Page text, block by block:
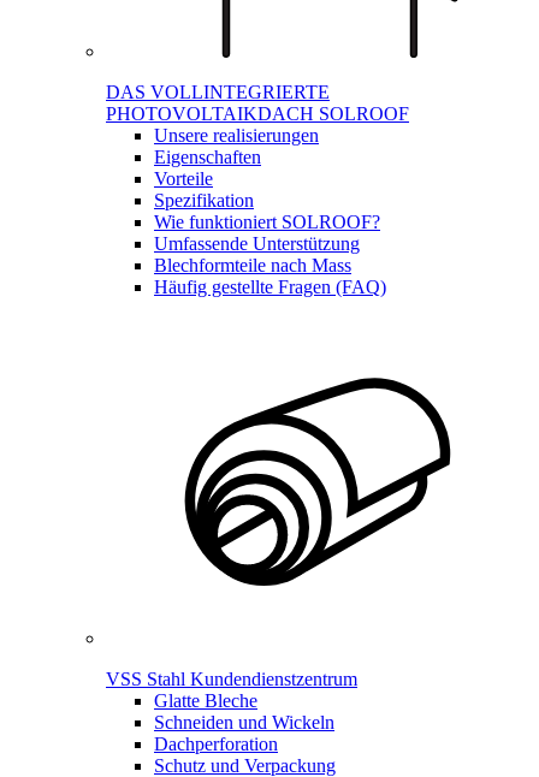
DAS VOLLINTEGRIERTE
PHOTOVOLTAIKDACH SOLROOF
Unsere realisierungen
Eigenschaften
Vorteile
Spezifikation
Wie funktioniert SOLROOF?
Umfassende Unterstützung
Blechformteile nach Mass
Häufig gestellte Fragen (FAQ)
VSS Stahl Kundendienstzentrum
Glatte Bleche
Schneiden und Wickeln
Dachperforation
Schutz und Verpackung